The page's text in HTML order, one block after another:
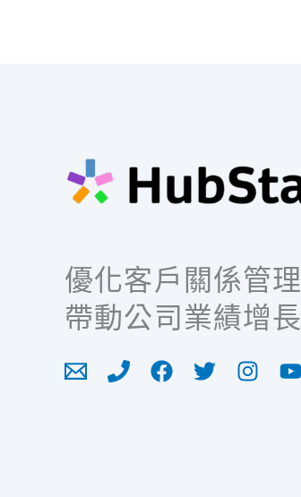
優化客戶關係管理
帶動公司業績增長